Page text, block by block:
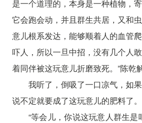
是一个道理的，本身是一种植物，
它会跑会动，并且群生共居，又和
意儿根系发达，能够顺着人的血管
吓人，所以一旦中招，没有几个人
着同伴被这玩意儿折磨致死。”陈乾
我听了，倒吸了一口凉气，如
说不定就要成了这玩意儿的肥料了。
“等会儿，你说这玩意人群生是